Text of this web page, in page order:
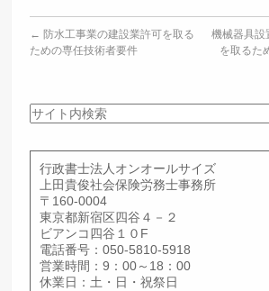
← 防水工事業の建設業許可を取る
ための専任技術者要件
機械器具設
を取るた
サ
イ
検
索
行政書士法人オンオールサイズ
上田貴俊社会保険労務士事務所
〒160-0004
東京都新宿区四谷４－２
ビアンコ四谷１０F
電話番号：050-5810-5918
営業時間：9：00～18：00
休業日：土・日・祝祭日